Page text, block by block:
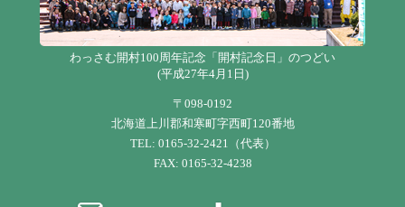
わっさむ開村100周年記念「開村記念日」のつどい
(平成27年4月1日)
〒098-0192
北海道上川郡和寒町字西町120番地
TEL: 0165-32-2421（代表）
FAX: 0165-32-4238